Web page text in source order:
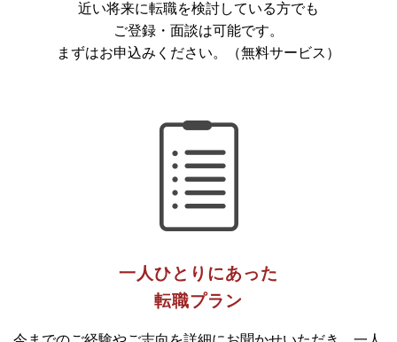
近い将来に転職を検討している方でも
ご登録・面談は可能です。
まずはお申込みください。（無料サービス）
一人ひとりにあった
転職プラン